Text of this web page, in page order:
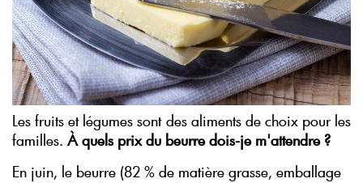
Les fruits et légumes sont des aliments de choix pour les
familles.À quels prix du beurre dois-je m'attendre ?
En juin, le beurre (82 % de matière grasse, emballage